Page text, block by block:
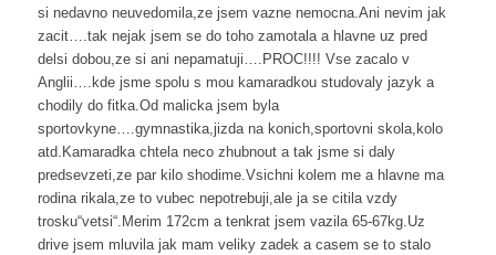
si nedavno neuvedomila,ze jsem vazne nemocna.Ani nevim jak
zacit….tak nejak jsem se do toho zamotala a hlavne uz pred
delsi dobou,ze si ani nepamatuji….PROC!!!! Vse zacalo v
Anglii….kde jsme spolu s mou kamaradkou studovaly jazyk a
chodily do fitka.Od malicka jsem byla
sportovkyne….gymnastika,jizda na konich,sportovni skola,kolo
atd.Kamaradka chtela neco zhubnout a tak jsme si daly
predsevzeti,ze par kilo shodime.Vsichni kolem me a hlavne ma
rodina rikala,ze to vubec nepotrebuji,ale ja se citila vzdy
trosku“vetsi“.Merim 172cm a tenkrat jsem vazila 65-67kg.Uz
drive jsem mluvila jak mam veliky zadek a casem se to stalo